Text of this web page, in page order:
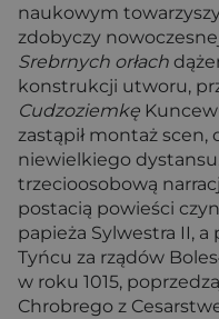
naukowym
zdobyczy
Srebrnych orłach
konstrukcji utworu,
Cudzoziemkę
zastąpił montaż
niewielkiego dystansu.
trzecioosobową
postacią powieści
papieża Sylwestra II,
Tyńcu za rządów
w roku 1015,
Chrobrego z